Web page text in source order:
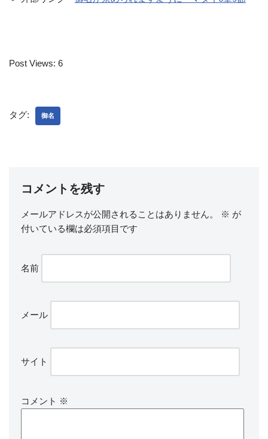
Post Views: 6
タグ: 御名
コメントを残す
メールアドレスが公開されることはありません。 ※ が
付いている欄は必須項目です
名前
メール
サイト
コメント ※